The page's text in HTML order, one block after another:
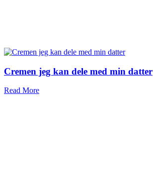
Cremen jeg kan dele med min datter
Read More